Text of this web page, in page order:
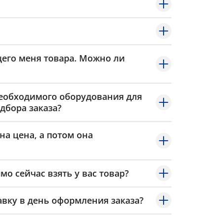
меня товара. Можно ли
оборудования для
заказа?
цена, а потом она
сейчас взять у вас товар?
в день оформления заказа?